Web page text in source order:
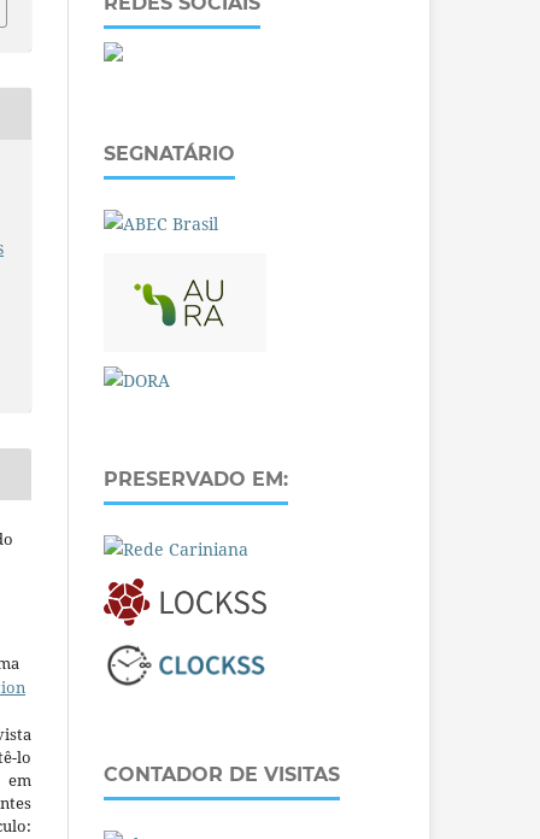
lo
em
SEGNATÁRIO
PRESERVADO EM:
CONTADOR DE VISITAS